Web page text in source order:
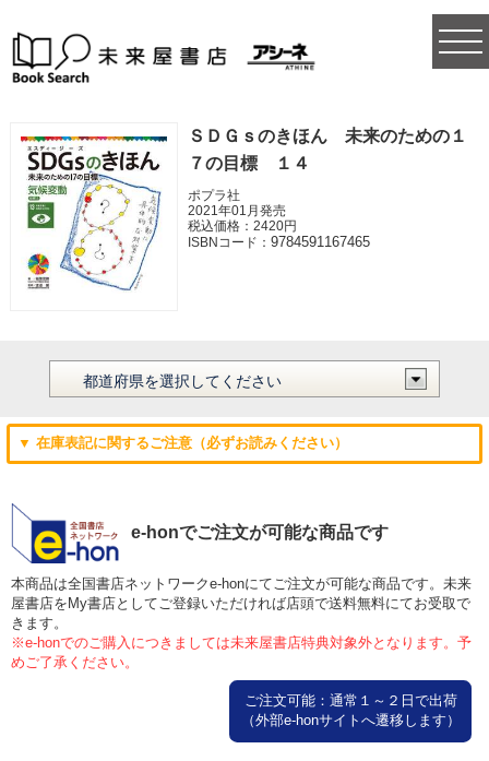
ＳＤＧｓのきほん 未来のための１
７の目標 １４
ポプラ社
2021年01月発売
税込価格：2420円
ISBNコード：9784591167465
▼ 在庫表記に関するご注意（必ずお読みください）
e-honでご注文が可能な商品です
本商品は全国書店ネットワークe-honにてご注文が可能な商品です。未来
屋書店をMy書店としてご登録いただければ店頭で送料無料にてお受取で
きます。
※e-honでのご購入につきましては未来屋書店特典対象外となります。予
めご了承ください。
ご注文可能：通常１～２日で出荷
（外部e-honサイトへ遷移します）